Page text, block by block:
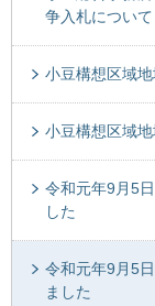
争入札について
小豆構想区域
小豆構想区域
令和元年9月5
した
令和元年9月5
ました